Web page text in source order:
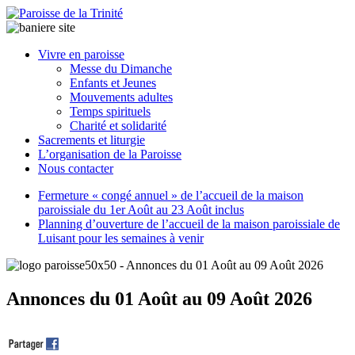
Vivre en paroisse
Messe du Dimanche
Enfants et Jeunes
Mouvements adultes
Temps spirituels
Charité et solidarité
Sacrements et liturgie
L’organisation de la Paroisse
Nous contacter
Fermeture « congé annuel » de l’accueil de la maison
paroissiale du 1er Août au 23 Août inclus
Planning d’ouverture de l’accueil de la maison paroissiale de
Luisant pour les semaines à venir
Annonces du 01 Août au 09 Août 2026